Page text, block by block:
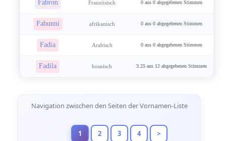
Fabron Französisch 0 aus 0 abgegebenen Stimmen
Fabunni afrikanisch 0 aus 0 abgegebenen Stimmen
Fadia Arabisch 0 aus 0 abgegebenen Stimmen
Fadila bosnisch 3.25 aus 12 abgegebenen Stimmen
Seitennavigation
Navigation zwischen den Seiten der Vornamen-Liste
1 2 3 4 >